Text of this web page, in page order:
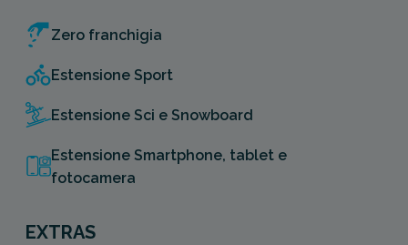
Zero franchigia
Estensione Sport
Estensione Sci e Snowboard
Estensione Smartphone, tablet e
fotocamera
EXTRAS